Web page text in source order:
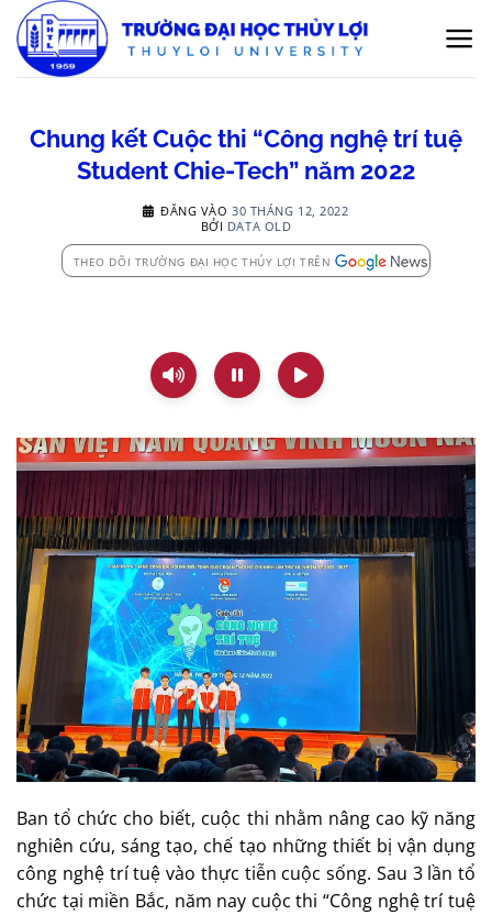
qua
nội
Chung kết Cuộc thi “Công nghệ trí tuệ
Student Chie-Tech” năm 2022
ĐĂNG VÀO30 THÁNG 12, 2022
BỞI DATA OLD
THEO DÕI TRƯỜNG ĐẠI HỌC THỦY LỢI TRÊN
Ban tổ chức cho biết, cuộc thi nhằm nâng cao kỹ năng
nghiên cứu, sáng tạo, chế tạo những thiết bị vận dụng
công nghệ trí tuệ vào thực tiễn cuộc sống. Sau 3 lần tổ
chức tại miền Bắc, năm nay cuộc thi “Công nghệ trí tuệ